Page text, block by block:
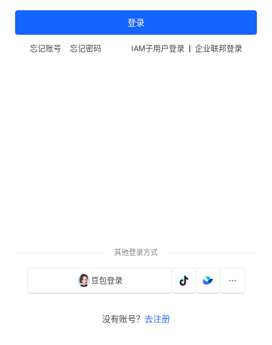
登录
忘记账号 忘记密码 IAM子用户登录 | 企业联邦登录
其他登录方式
豆包登录
没有账号？ 去注册